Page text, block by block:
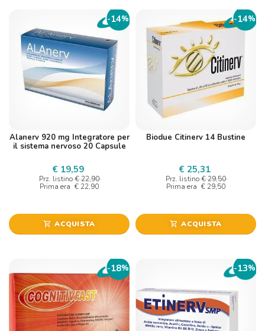
-14%
Alanerv 920 mg Integratore per
il sistema nervoso 20 Capsule
€ 19,59
Prz. listino € 22,90
Prima era € 22,90
shopping_cart ACQUISTA
-14%
Biodue Citinerv 14 Bustine
€ 25,31
Prz. listino € 29,50
Prima era € 29,50
shopping_cart ACQUISTA
-18% -13%